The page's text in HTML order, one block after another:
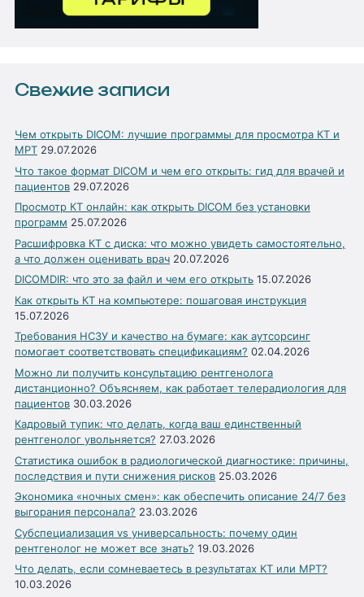
Свежие записи
Чем открыть DICOM: лучшие программы для просмотра КТ и
МРТ 29.07.2026
Что такое формат DICOM и чем его открыть: гид для врачей и
пациентов 29.07.2026
Просмотр КТ онлайн: как открыть DICOM без установки
программ 25.07.2026
Расшифровка КТ с диска: что можно увидеть самостоятельно,
а что должен оценивать врач 20.07.2026
DICOMDIR: что это за файл и чем его открыть 15.07.2026
Как открыть КТ на компьютере: пошаговая инструкция
15.07.2026
Требования НСЗУ и качество на бумаге: как аутсорсинг
помогает соответствовать спецификациям? 02.04.2026
Можно ли получить консультацию рентгенолога
дистанционно? Объясняем, как работает телерадиология для
пациентов 30.03.2026
Кадровый тупик: что делать, когда ваш единственный
рентгенолог увольняется? 27.03.2026
Статистика ошибок в радиологической диагностике: причины,
последствия и пути снижения рисков 25.03.2026
Экономика «ночных смен»: как обеспечить описание 24/7 без
выгорания персонала? 23.03.2026
Субспециализация vs универсальность: почему один
рентгенолог не может все знать? 19.03.2026
Что делать, если сомневаетесь в результатах КТ или МРТ?
10.03.2026